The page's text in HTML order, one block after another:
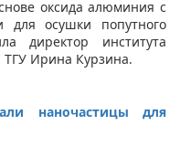
оксида алюминия с
для осушки попутного
директор института
Ирина Курзина.
наночастицы для